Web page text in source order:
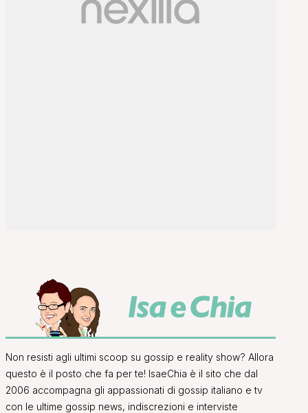
Non resisti agli ultimi scoop su gossip e reality show? Allora
questo è il posto che fa per te! IsaeChia è il sito che dal
2006 accompagna gli appassionati di gossip italiano e tv
con le ultime gossip news, indiscrezioni e interviste